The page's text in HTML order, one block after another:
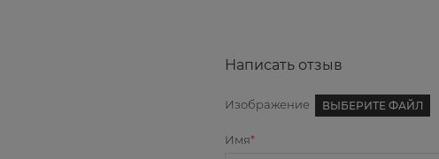
Написать отзыв
Изображение ВЫБЕРИТЕ ФАЙЛ
Имя